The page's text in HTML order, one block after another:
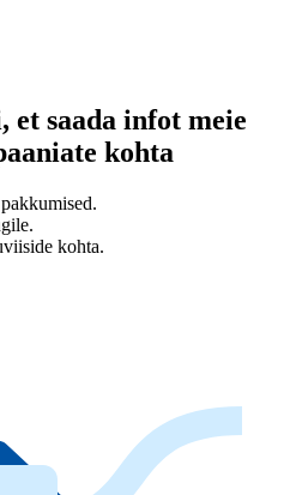
saada infot meie
kohta
kohta.